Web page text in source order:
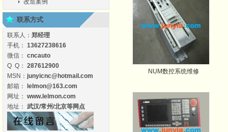
NUM数控系统维修
改造案例
联系方式
联系人： 郑经理
手机： 13627238616
微信： cncauto
Q Q： 287612900
MSN： junyicnc@hotmail.com
邮箱：
lelmon@163.com
网址： www.lelmon.com
地址： 武汉/常州/北京等网点